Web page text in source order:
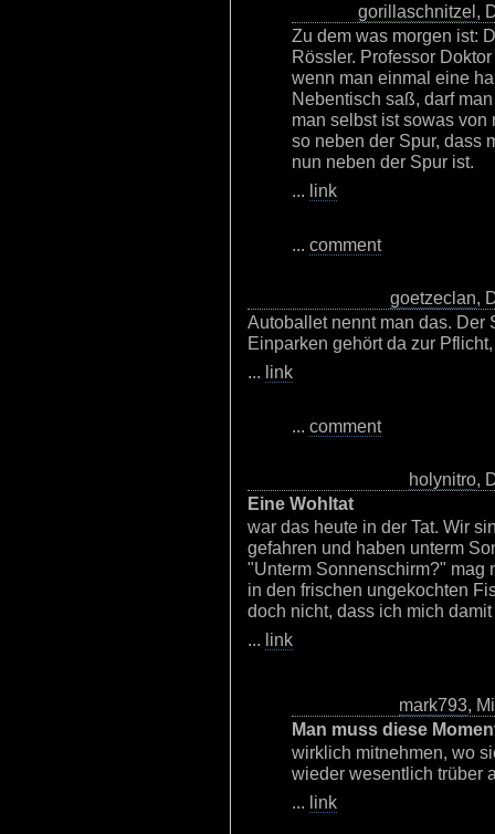
gorillaschnitzel,
Zu dem was morgen ist:
Rössler. Professor
wenn man einmal eine
Nebentisch saß, darf
man selbst ist sowas von
so neben der Spur, dass
nun neben der Spur ist.
... link
... comment
goetzeclan,
Autoballet nennt man das. Der
Einparken gehört da zur
... link
... comment
holynitro,
Eine Wohltat
war das heute in der Tat. Wir
gefahren und haben unterm
"Unterm Sonnenschirm?" mag
in den frischen ungekochten
doch nicht, dass ich mich
... link
mark793,
Man muss diese
wirklich mitnehmen, wo
wieder wesentlich trüber
... link